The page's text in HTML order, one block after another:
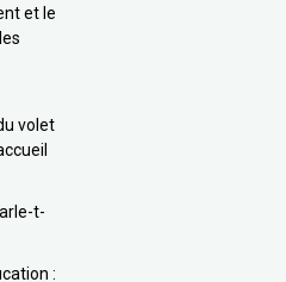
et le
volet
t-
: